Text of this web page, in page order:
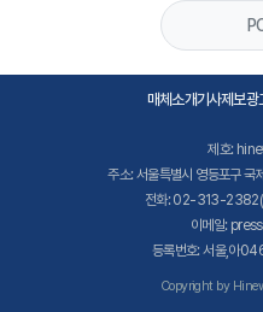
매체소개기사제보광
제호:
주소: 서울특별시 영등포구
전화: 02-313-
이메일:
등록번호: 서울,아
Copyright by